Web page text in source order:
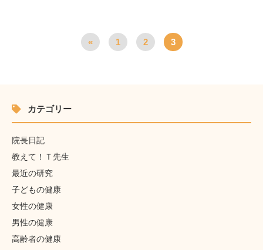
« 1 2 3
カテゴリー
院長日記
教えて！Ｔ先生
最近の研究
子どもの健康
女性の健康
男性の健康
高齢者の健康